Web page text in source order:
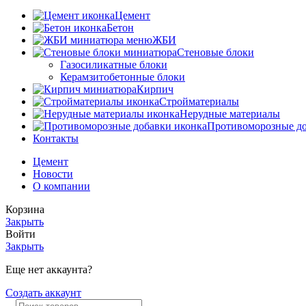
Цемент
Бетон
ЖБИ
Стеновые блоки
Газосиликатные блоки
Керамзитобетонные блоки
Кирпич
Стройматериалы
Нерудные материалы
Противоморозные
Контакты
Цемент
Новости
О компании
Корзина
Закрыть
Войти
Закрыть
Еще нет аккаунта?
Создать аккаунт